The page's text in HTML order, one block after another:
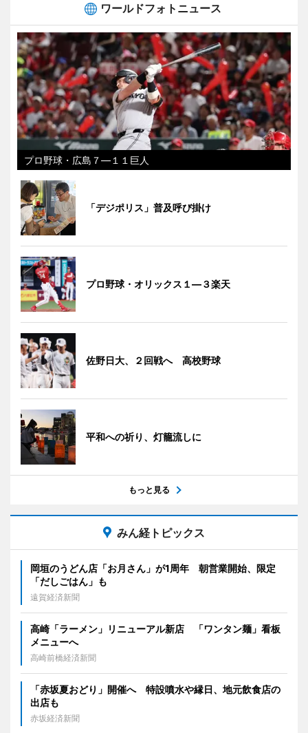
ワールドフォトニュース
プロ野球・広島７―１１巨人
「デジポリス」普及呼び掛け
プロ野球・オリックス１―３楽天
佐野日大、２回戦へ 高校野球
平和への祈り、灯籠流しに
もっと見る
みん経トピックス
岡垣のうどん店「お月さん」が1周年 朝営業開始、限定
「だしごはん」も
遠賀経済新聞
高崎「ラーメン」リニューアル新店 「ワンタン麺」看板
メニューへ
高崎前橋経済新聞
「赤坂夏おどり」開催へ 特設噴水や縁日、地元飲食店の
出店も
赤坂経済新聞